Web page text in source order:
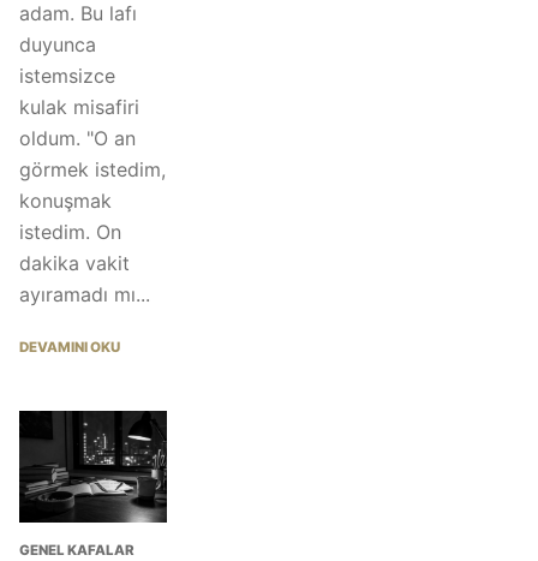
adam. Bu lafı
duyunca
istemsizce
kulak misafiri
oldum. "O an
görmek istedim,
konuşmak
istedim. On
dakika vakit
ayıramadı mı...
DEVAMINI OKU
GENEL KAFALAR